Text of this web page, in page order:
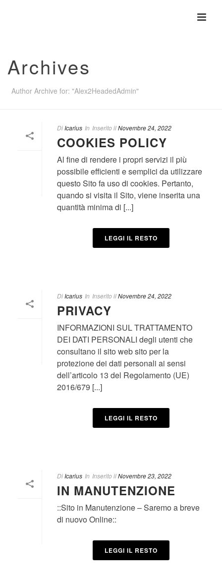
Archives
Author Archive for: "Alex2HeadedAdmin"
Di Icarius In Inserito ilNovembre 24, 2022
COOKIES POLICY
Al fine di rendere i propri servizi il più
possibile efficienti e semplici da utilizzare
questo Sito fa uso di cookies. Pertanto,
quando si visita il Sito, viene inserita una
quantità minima di [...]
LEGGI IL RESTO
Di Icarius In Inserito ilNovembre 24, 2022
PRIVACY
INFORMAZIONI SUL TRATTAMENTO
DEI DATI PERSONALI degli utenti che
consultano il sito web sito per la
protezione dei dati personali ai sensi
dell’articolo 13 del Regolamento (UE)
2016/679 [...]
LEGGI IL RESTO
Di Icarius In Inserito ilNovembre 23, 2022
IN MANUTENZIONE
::Sito in Manutenzione – Saremo a breve
di nuovo Online::
LEGGI IL RESTO